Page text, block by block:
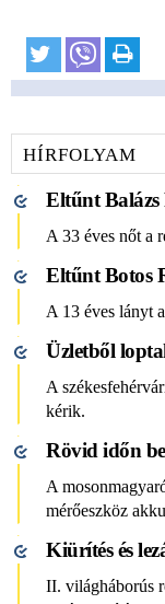
HÍRFOLYAM
Eltűnt Balázs
A 33 éves nőt a
Eltűnt Botos
A 13 éves lányt
Üzletből
A
kérik.
Rövid időn
A
mérőeszköz
Kiürítés és
II. világháborús